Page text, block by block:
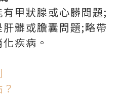
甲狀腺或心髒問題;
髒或膽囊問題;略帶
疾病。